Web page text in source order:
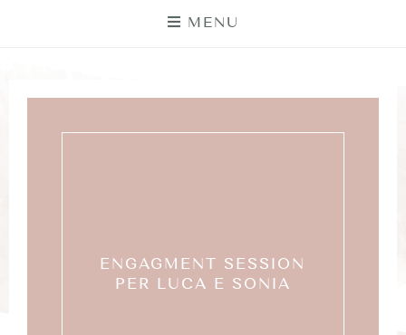
MENU
ENGAGMENT SESSION
PER LUCA E SONIA